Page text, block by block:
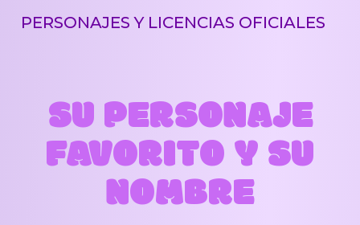
PERSONAJES Y LICENCIAS OFICIALES
SU PERSONAJE
FAVORITO Y SU
NOMBRE